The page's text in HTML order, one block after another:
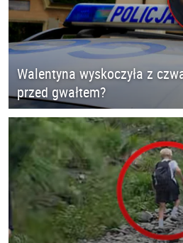
Walentyna wyskoczyła z
przed gwałtem?